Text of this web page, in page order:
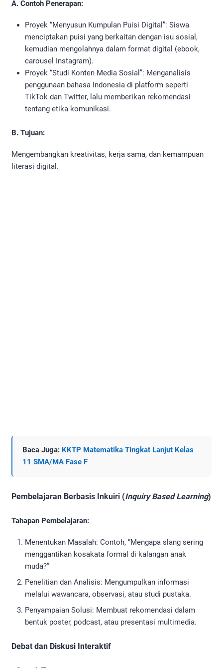
A. Contoh Penerapan:
Proyek “Menyusun Kumpulan Puisi Digital”: Siswa
menciptakan puisi yang berkaitan dengan isu sosial,
kemudian mengolahnya dalam format digital (ebook,
carousel Instagram).
Proyek “Studi Konten Media Sosial”: Menganalisis
penggunaan bahasa Indonesia di platform seperti
TikTok dan Twitter, lalu memberikan rekomendasi
tentang etika komunikasi.
B. Tujuan:
Mengembangkan kreativitas, kerja sama, dan kemampuan
literasi digital.
Baca Juga: KKTP Matematika Tingkat Lanjut Kelas
11 SMA/MA Fase F
Pembelajaran Berbasis Inkuiri (Inquiry Based Learning)
Tahapan Pembelajaran:
Menentukan Masalah: Contoh, “Mengapa slang sering
menggantikan kosakata formal di kalangan anak
muda?”
Penelitian dan Analisis: Mengumpulkan informasi
melalui wawancara, observasi, atau studi pustaka.
Penyampaian Solusi: Membuat rekomendasi dalam
bentuk poster, podcast, atau presentasi multimedia.
Debat dan Diskusi Interaktif